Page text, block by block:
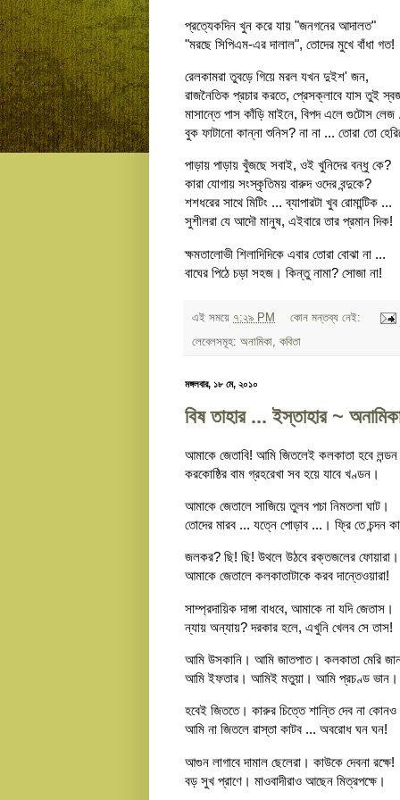
প্রত্যেকদিন খুন করে যায় "জনগনের আদালত"
"মরছে সিপিএম-এর দালাল", তোদের মুখে বাঁধা গত!
রেলকামরা তুবড়ে গিয়ে মরল যখন দুইশ' জন,
রাজনৈতিক প্রচার করতে, প্রেসক্লাবে যাস তুই
মাসান্তে পাস কাঁড়ি মাইনে, বিপদ এলে গুটোস লেজ
বুক ফাটানো কান্না শুনিস? না না ... তোরা তো
পাড়ায় পাড়ায় খুঁজছে সবাই, ওই খুনিদের বন্ধু কে?
কারা যোগায় সংস্কৃতিময় বারুদ ওদের বন্দুকে?
শশধরের সাথে মিটিং ... ব্যাপারটা খুব রোমান্টিক ...
সুশীলরা যে আদৌ মানুষ, এইবারে তার প্রমান দিক!
ক্ষমতালোভী শিলাদিদিকে এবার তোরা বোঝা না ...
বাঘের পিঠে চড়া সহজ। কিন্তু নামা? সোজা না!
এই সময়ে ৭:২৯ PM
কোন মন্তব্য নেই:
লেবেলসমূহ: অনামিকা, কবিতা
মঙ্গলবার, ১৮ মে, ২০১০
বিষ তাহার ... ইস্তাহার ~
আমাকে জেতাবি! আমি জিতলেই কলকাতা হবে
করকোষ্ঠির বাম গ্রহরেখা সব হয়ে যাবে খণ্ডন।
আমাকে জেতালে সাজিয়ে তুলব পচা নিমতলা ঘাট।
তোদের মারব ... যত্নে পোড়াব ...। ফ্রি তে চন্দন
জলকর? ছি! ছি! উথলে উঠবে রক্তজলের ফোয়ারা।
আমাকে জেতালে কলকাতাটাকে করব দান্তেওয়ারা!
সাম্প্রদায়িক দাঙ্গা বাধবে, আমাকে না যদি জেতাস।
ন্যায় অন্যায়? দরকার হলে, এখুনি খেলব সে তাস!
আমি উসকানি। আমি জাতপাত। কলকাতা মেরি
আমি ইফতার। আমিই মতুয়া। আমি প্রচণ্ড ভান।
হবেই জিততে। কারুর চিত্তে শান্তি দেব না
আমি না জিতলে রাস্তা কাটব ... অবরোধ ঘন ঘন!
আগুন লাগাবে দামাল ছেলেরা। কাউকে দেবনা রক্ষে!
বড় সুখ প্রাণে। মাওবাদীরাও আছেন মিত্রপক্ষে।